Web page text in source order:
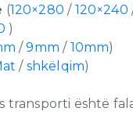
(120×280 / 120×240
)
/9mm / 10mm)
/ shkëlqim)
transporti është